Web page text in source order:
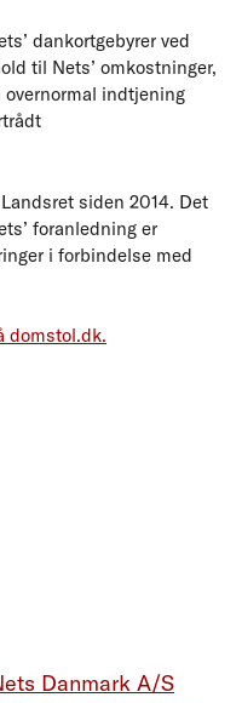
dankortgebyrer ved
til Nets’ omkostninger,
indtjening
siden 2014. Det
foranledning er
i forbindelse med
domstol.dk.
Danmark A/S